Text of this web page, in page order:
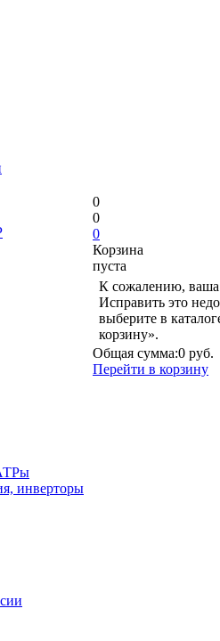
инверторы
0
0
0
Корзина
пуста
К сожалению, ваша
Исправить это
выберите в
корзину».
Общая сумма:0 руб.
Перейти в корзину